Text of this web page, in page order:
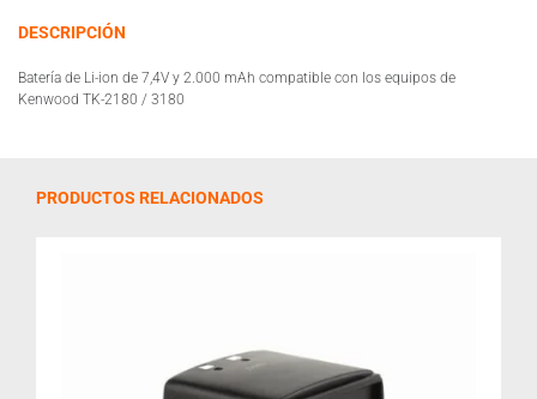
DESCRIPCIÓN
Batería de Li-ion de 7,4V y 2.000 mAh compatible con los equipos de
Kenwood TK-2180 / 3180
PRODUCTOS RELACIONADOS